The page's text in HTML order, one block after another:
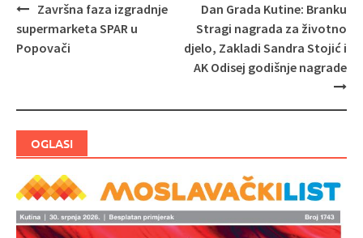
Navigacija
objava
Završna faza izgradnje
supermarketa SPAR u
Popovači
Dan Grada Kutine: Branku
Stragi nagrada za životno
djelo, Zakladi Sandra Stojić i
AK Odisej godišnje nagrade
OGLASI